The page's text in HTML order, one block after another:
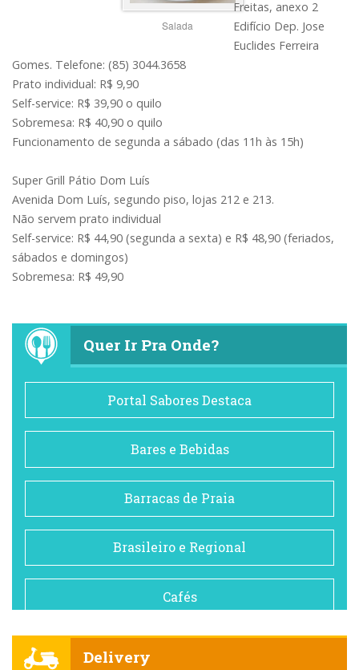
Salada
Freitas, anexo 2
Edifício Dep. Jose
Euclides Ferreira
Gomes. Telefone: (85) 3044.3658
Prato individual: R$ 9,90
Self-service: R$ 39,90 o quilo
Sobremesa: R$ 40,90 o quilo
Funcionamento de segunda a sábado (das 11h às 15h)
Super Grill Pátio Dom Luís
Avenida Dom Luís, segundo piso, lojas 212 e 213.
Não servem prato individual
Self-service: R$ 44,90 (segunda a sexta) e R$ 48,90 (feriados,
sábados e domingos)
Sobremesa: R$ 49,90
Quer Ir Pra Onde?
Portal Sabores Destaca
Bares e Bebidas
Barracas de Praia
Brasileiro e Regional
Cafés
Delivery